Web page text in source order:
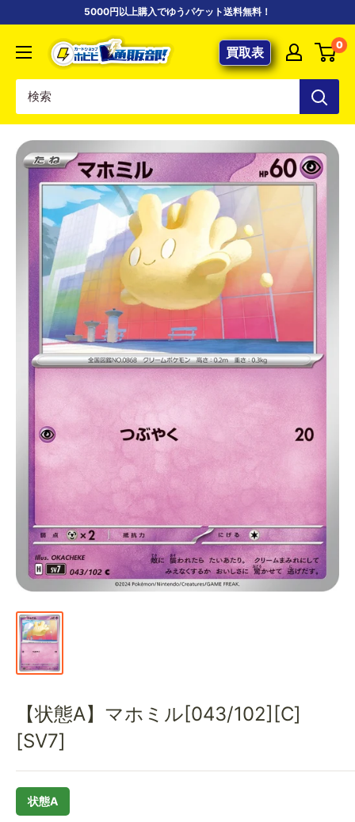
5000円以上購入でゆうパケット送料無料！
【ポ
ケ
専
門
カ
ー
ド
シ
ョ
ッ
プ
ホ
ビ
ビ
通
買取表 0
【状態A】マホミル[043/102][C]
[SV7]
状態A